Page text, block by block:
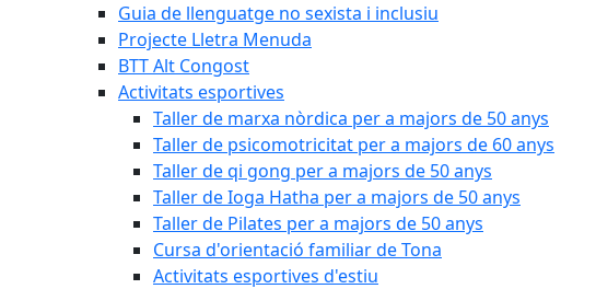
Guia de llenguatge no sexista i inclusiu
Projecte Lletra Menuda
BTT Alt Congost
Activitats esportives
Taller de marxa nòrdica per a majors de 50 anys
Taller de psicomotricitat per a majors de 60 anys
Taller de qi gong per a majors de 50 anys
Taller de Ioga Hatha per a majors de 50 anys
Taller de Pilates per a majors de 50 anys
Cursa d'orientació familiar de Tona
Activitats esportives d'estiu